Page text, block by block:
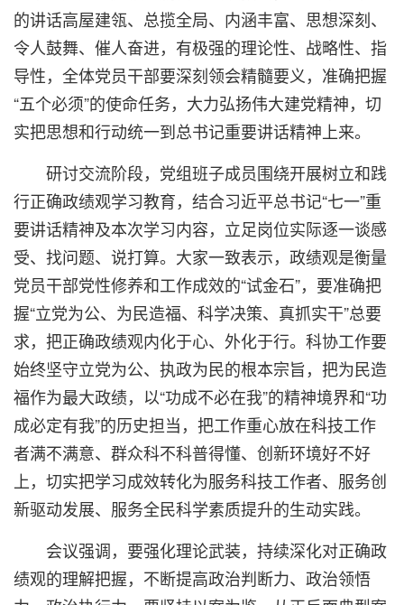
的讲话高屋建瓴、总揽全局、内涵丰富、思想深刻、
令人鼓舞、催人奋进，有极强的理论性、战略性、指
导性，全体党员干部要深刻领会精髓要义，准确把握
“五个必须”的使命任务，大力弘扬伟大建党精神，切
实把思想和行动统一到总书记重要讲话精神上来。
研讨交流阶段，党组班子成员围绕开展树立和践
行正确政绩观学习教育，结合习近平总书记“七一”重
要讲话精神及本次学习内容，立足岗位实际逐一谈感
受、找问题、说打算。大家一致表示，政绩观是衡量
党员干部党性修养和工作成效的“试金石”，要准确把
握“立党为公、为民造福、科学决策、真抓实干”总要
求，把正确政绩观内化于心、外化于行。科协工作要
始终坚守立党为公、执政为民的根本宗旨，把为民造
福作为最大政绩，以“功成不必在我”的精神境界和“功
成必定有我”的历史担当，把工作重心放在科技工作
者满不满意、群众科不科普得懂、创新环境好不好
上，切实把学习成效转化为服务科技工作者、服务创
新驱动发展、服务全民科学素质提升的生动实践。
会议强调，要强化理论武装，持续深化对正确政
绩观的理解把握，不断提高政治判断力、政治领悟